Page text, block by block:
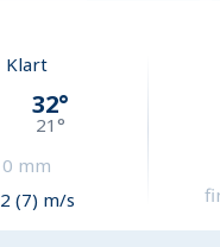
Klart
32°
21 °
0 mm
2 (7) m/s